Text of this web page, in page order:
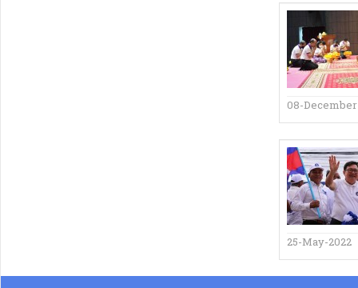
08-
25-May-2022